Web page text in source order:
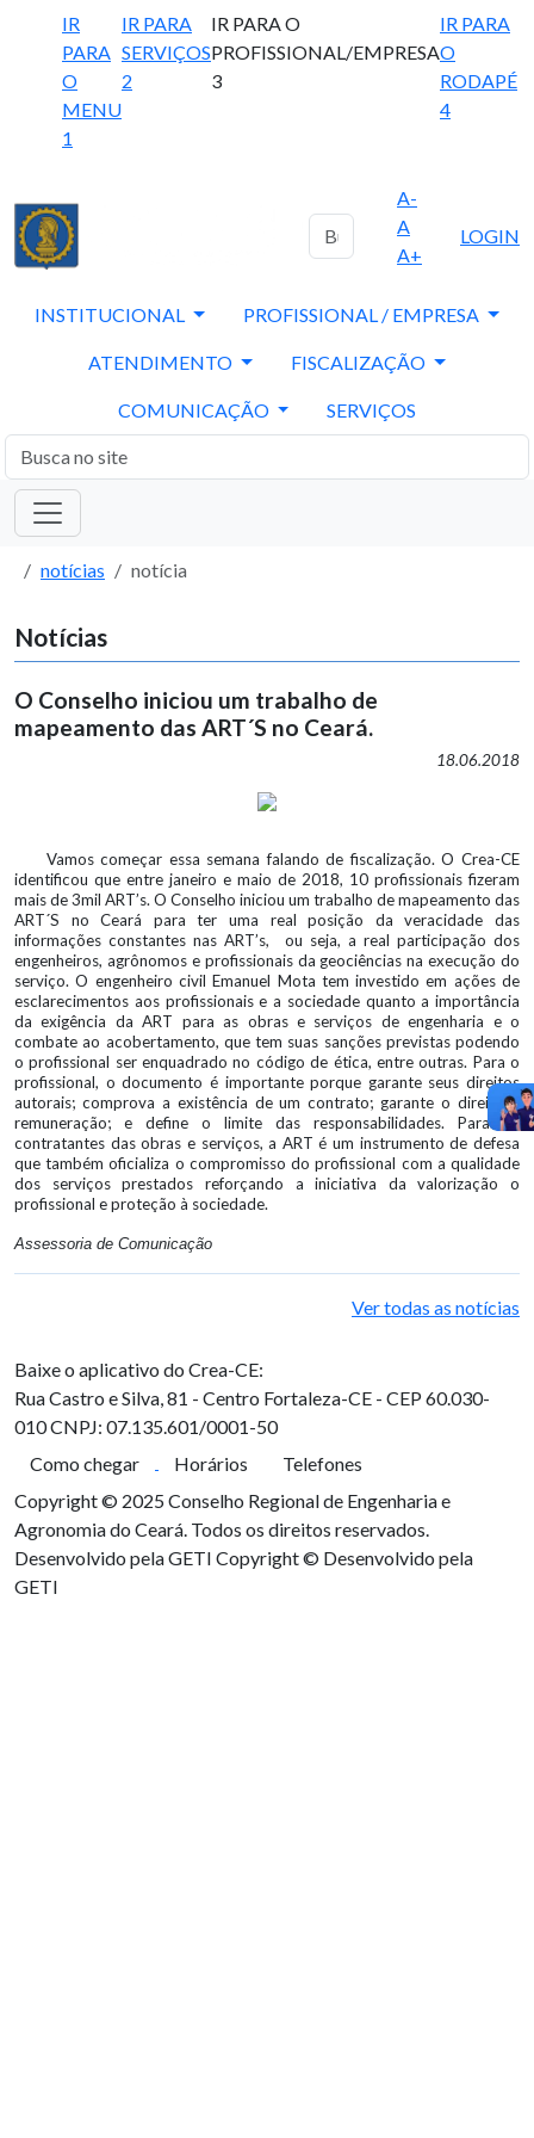
IR
PARA
O
MENU
1
IR PARA
SERVIÇOS
2
IR PARA O
PROFISSIONAL/EMPRESA
3
IR PARA
O
RODAPÉ
4
A-
A
A+
LOGIN
INSTITUCIONAL PROFISSIONAL / EMPRESA
ATENDIMENTO FISCALIZAÇÃO
COMUNICAÇÃO SERVIÇOS
notícias notícia
Notícias
O Conselho iniciou um trabalho de
mapeamento das ART´S no Ceará.
18.06.2018
Vamos começar essa semana falando de fiscalização. O Crea-CE
identificou que entre janeiro e maio de 2018, 10 profissionais fizeram
mais de 3mil ART’s. O Conselho iniciou um trabalho de mapeamento das
ART´S no Ceará para ter uma real posição da veracidade das
informações constantes nas ART’s, ou seja, a real participação dos
engenheiros, agrônomos e profissionais da geociências na execução do
serviço. O engenheiro civil Emanuel Mota tem investido em ações de
esclarecimentos aos profissionais e a sociedade quanto a importância
da exigência da ART para as obras e serviços de engenharia e o
combate ao acobertamento, que tem suas sanções previstas podendo
o profissional ser enquadrado no código de ética, entre outras. Para o
profissional, o documento é importante porque garante seus direitos
autorais; comprova a existência de um contrato; garante o direito à
remuneração; e define o limite das responsabilidades. Para os
contratantes das obras e serviços, a ART é um instrumento de defesa
que também oficializa o compromisso do profissional com a qualidade
dos serviços prestados reforçando a iniciativa da valorização o
profissional e proteção à sociedade.
Assessoria de Comunicação
Ver todas as notícias
Baixe o aplicativo do Crea-CE:
Rua Castro e Silva, 81 - Centro Fortaleza-CE - CEP 60.030-
010CNPJ: 07.135.601/0001-50
Como chegar
Horários
Telefones
Copyright © 2025 Conselho Regional de Engenharia e
Agronomia do Ceará. Todos os direitos reservados.
Desenvolvido pela GETI Copyright © Desenvolvido pela
GETI